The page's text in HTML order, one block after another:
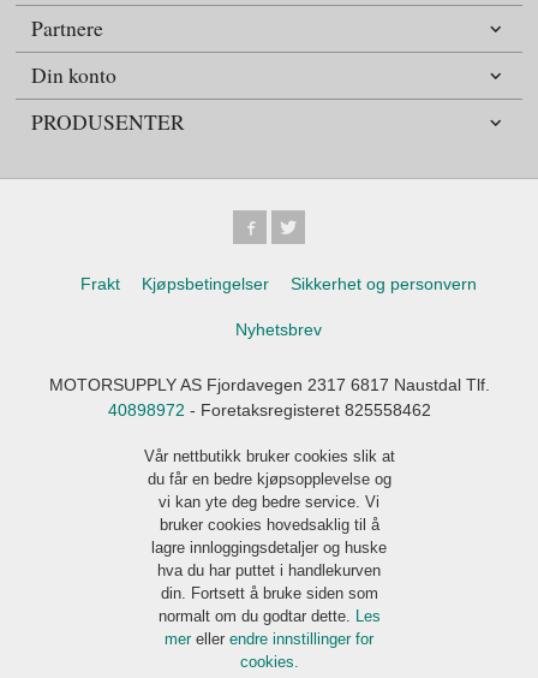
Partnere
Din konto
PRODUSENTER
Frakt Kjøpsbetingelser Sikkerhet og personvern
Nyhetsbrev
MOTORSUPPLY AS Fjordavegen 2317 6817 Naustdal Tlf.
40898972 - Foretaksregisteret 825558462
Vår nettbutikk bruker cookies slik at
du får en bedre kjøpsopplevelse og
vi kan yte deg bedre service. Vi
bruker cookies hovedsaklig til å
lagre innloggingsdetaljer og huske
hva du har puttet i handlekurven
din. Fortsett å bruke siden som
normalt om du godtar dette.
Les
mer eller endre innstillinger for
cookies.